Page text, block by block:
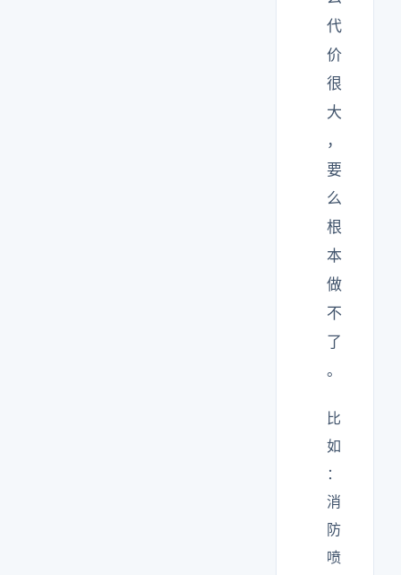
代
价
很
大
，
要
么
根
本
做
不
了
。
比
如
：
消
防
喷